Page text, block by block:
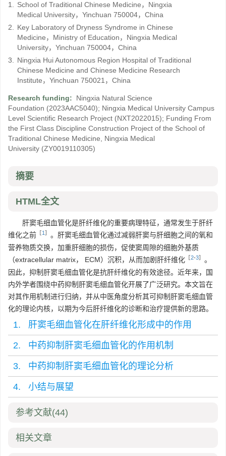
1. School of Traditional Chinese Medicine，Ningxia
Medical University，Yinchuan 750004，China
2. Key Laboratory of Dryness Syndrome in Chinese
Medicine，Ministry of Education，Ningxia Medical
University，Yinchuan 750004，China
3. Ningxia Hui Autonomous Region Hospital of Traditional
Chinese Medicine and Chinese Medicine Research
Institute，Yinchuan 750021，China
Research funding:
Ningxia Natural Science
Foundation (2023AAC5040); Ningxia Medical University Campus
Level Scientific Research Project (NXT2022015); Funding From
the First Class Discipline Construction Project of the School of
Traditional Chinese Medicine, Ningxia Medical
University (ZY0019110305)
摘要
HTML全文
肝窦毛细血管化是肝纤维化的重要病理特征，通常发生于肝纤
维化之前 ［1］ 。肝窦毛细血管化通过减弱肝窦与肝细胞之间的氧和
营养物质交换，加重肝细胞的损伤，促使窦周隙的细胞外基质
（extracellular matrix， ECM）沉积，从而加剧肝纤维化 ［2-3］ 。
因此，抑制肝窦毛细血管化是抗肝纤维化的有效途径。近年来，国
内外学者围绕中药抑制肝窦毛细血管化开展了广泛研究。本文旨在
对其作用机制进行归纳，并从中医角度分析其可抑制肝窦毛细血管
化的理论内核，以期为今后肝纤维化的诊断和治疗提供新的思路。
1. 肝窦毛细血管化在肝纤维化形成中的作用
2. 中药抑制肝窦毛细血管化的作用机制
3. 中药抑制肝窦毛细血管化的理论分析
4. 小结与展望
参考文献(44)
相关文章